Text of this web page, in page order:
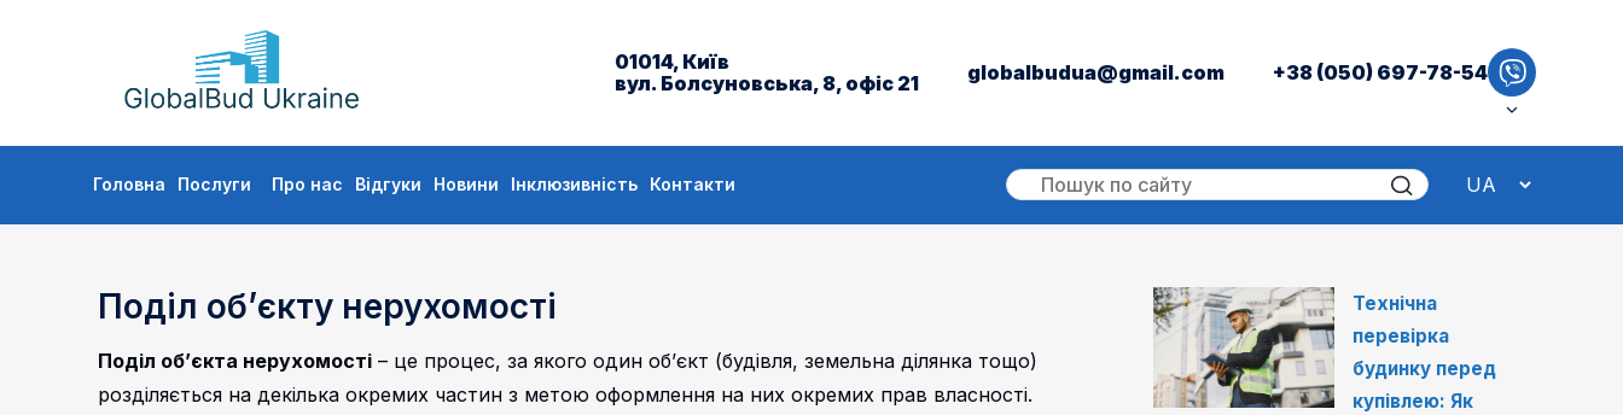
01014, Київ
вул. Болсуновська, 8, офіс 21
globalbudua@gmail.com +38 (050) 697-78-54
Skip
to
content
Головна Послуги Про нас Відгуки Новини Інклюзивність Контакти
Поділ об’єкту нерухомості
Поділ об’єкта нерухомості – це процес, за якого один об’єкт (будівля, земельна ділянка тощо)
розділяється на декілька окремих частин з метою оформлення на них окремих прав власності.
Технічна
перевірка
будинку перед
купівлею: Як